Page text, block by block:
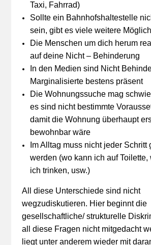
Taxi, Fahrrad)
Sollte ein Bahnhofshaltestelle
sein, gibt es viele weitere
Die Menschen um dich herum
auf deine Nicht – Behinderung
In den Medien sind Nicht
Marginalisierte bestens präsent
Die Wohnungssuche mag
es sind nicht bestimmte
damit die Wohnung überhaupt
bewohnbar wäre
Im Alltag muss nicht jeder Schritt
werden (wo kann ich auf Toilette,
ich trinken, usw.)
All diese Unterschiede sind nicht
wegzudiskutieren. Hier beginnt die
gesellschaftliche/ strukturelle
all diese Fragen nicht mitgedacht
liegt unter anderem wieder mit